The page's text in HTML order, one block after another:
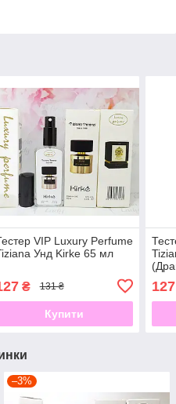
VIP Luxury Perfume
Унд Kirke 65 мл
₴ 131 ₴
Купити
127
–3%